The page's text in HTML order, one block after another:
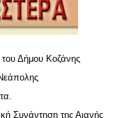
Δήμου Κοζάνης
Συνάντηση της Αιανής